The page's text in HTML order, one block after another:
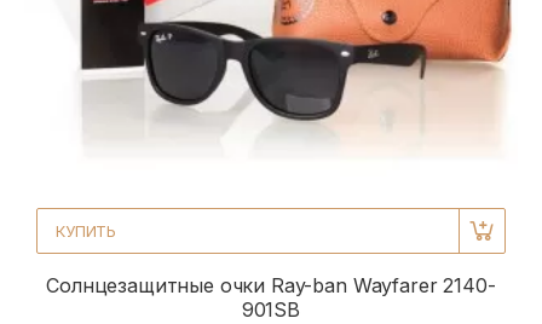
КУПИТЬ
Солнцезащитные очки Ray-ban Wayfarer 2140-
901SB